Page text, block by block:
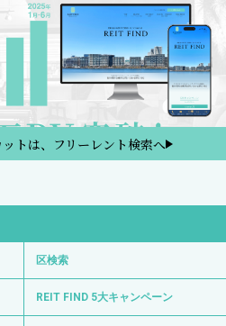
トは、フリーレント検索へ
区検索
REIT FIND 5大キャンペーン